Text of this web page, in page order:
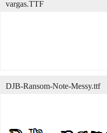
vargas.TTF
DJB-Ransom-Note-Messy.ttf